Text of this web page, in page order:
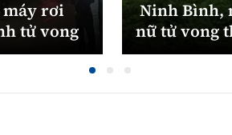
máy rơi
tử vong
Ninh Bình,
nữ tử vong